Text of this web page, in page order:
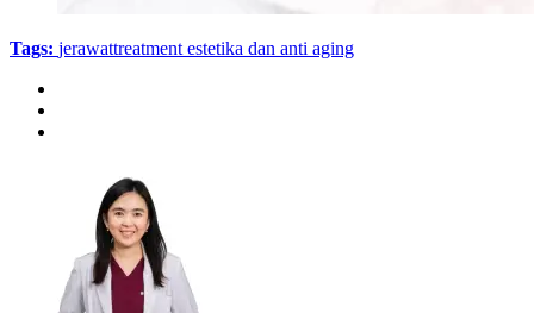
Tags: jerawattreatment estetika dan anti aging